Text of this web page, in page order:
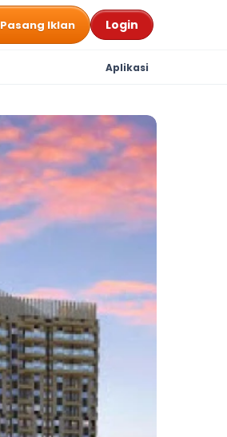
Pasang Iklan Login
Aplikasi